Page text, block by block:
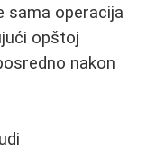
sama operacija
opštoj
nakon